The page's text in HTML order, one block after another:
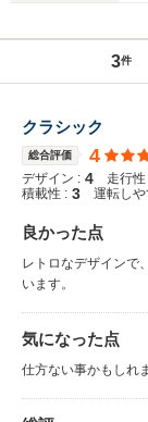
3件
クラシック
総合評価 4
デザイン : 4 走行性
積載性 : 3 運転し
良かった点
レトロなデザインで
います。
気になった点
仕方ない事かもしれ